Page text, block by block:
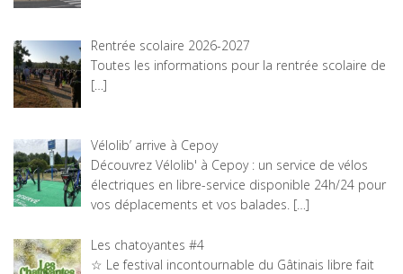
Rentrée scolaire 2026-2027
Toutes les informations pour la rentrée scolaire de
[…]
Vélolib’ arrive à Cepoy
Découvrez Vélolib' à Cepoy : un service de vélos
électriques en libre-service disponible 24h/24 pour
vos déplacements et vos balades.[…]
Les chatoyantes #4
☆ Le festival incontournable du Gâtinais libre fait